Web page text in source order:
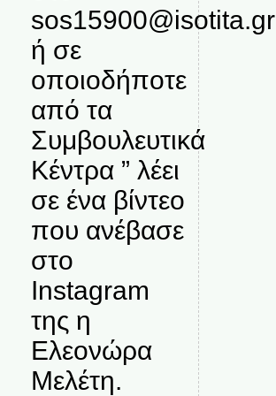
sos15900@isotita.gr
ή σε
οποιοδήποτε
από τα
Συμβουλευτικά
Κέντρα ” λέει
σε ένα βίντεο
που ανέβασε
στο
Instagram
της η
Ελεονώρα
Μελέτη.